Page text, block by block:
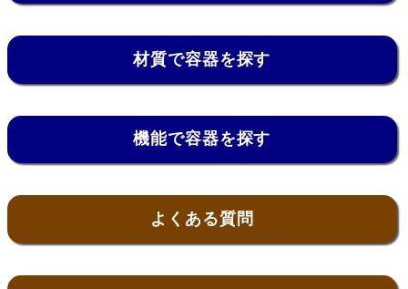
材質で容器を探す
機能で容器を探す
よくある質問